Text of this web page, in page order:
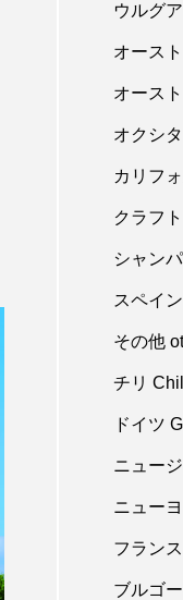
ウルグ
オース
オース
オクシ
カリフ
クラフ
シャン
スペイ
その他
チリ
ドイツ
ニュー
ニュー
フラン
ブルゴ